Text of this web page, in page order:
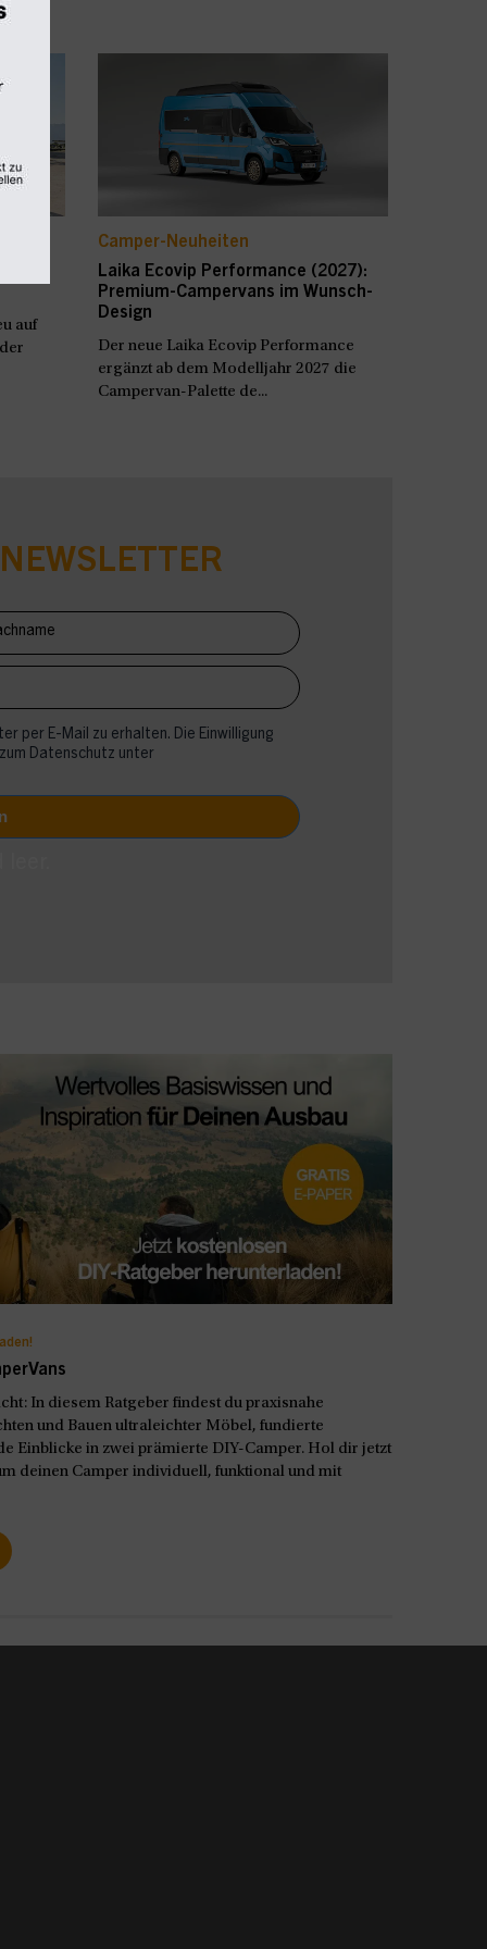
auf
Camper-Neuheiten
Laika Ecovip Performance (2027):
Premium-Campervans im Wunsch-
Design
Der neue Laika Ecovip Performance
ergänzt ab dem Modelljahr 2027 die
Campervan-Palette de...
per E-Mail zu erhalten. Die Einwilligung
Datenschutz unter
In diesem Ratgeber findest du praxisnahe
und Bauen ultraleichter Möbel, fundierte
Einblicke in zwei prämierte DIY-Camper. Hol dir jetzt
deinen Camper individuell, funktional und mit